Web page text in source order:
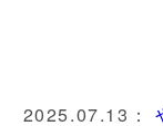
2025.07.13：